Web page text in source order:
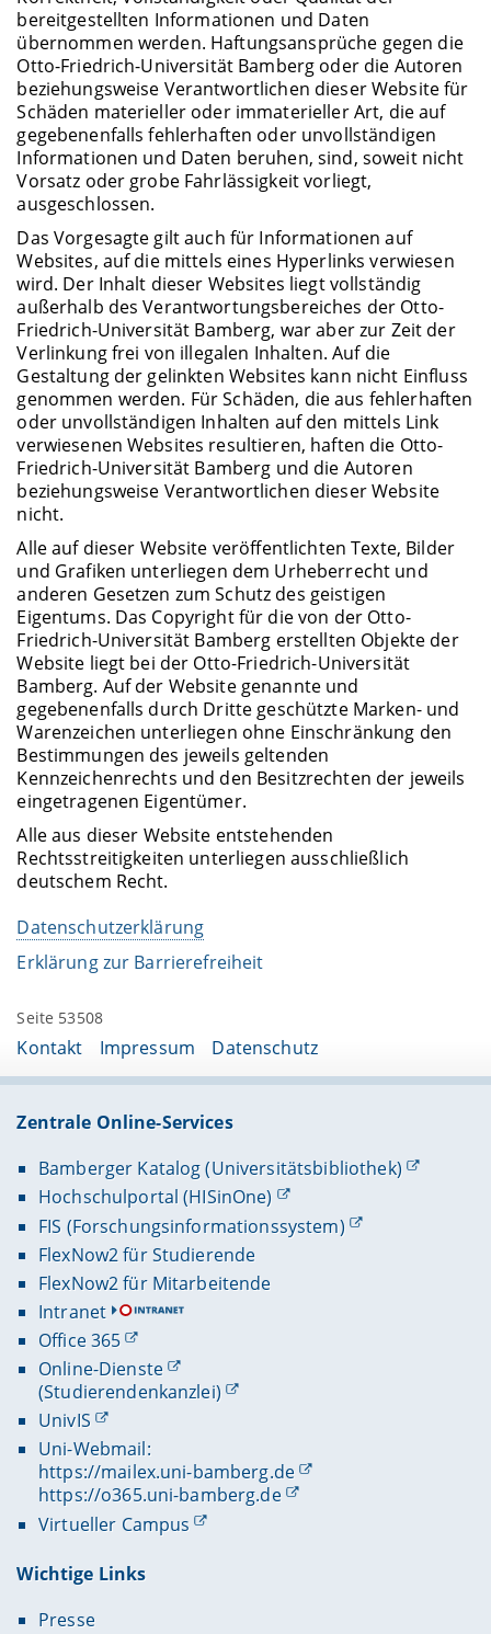
bereitgestellten Informationen und Daten
übernommen werden. Haftungsansprüche gegen die
Otto-Friedrich-Universität Bamberg oder die Autoren
beziehungsweise Verantwortlichen dieser Website für
Schäden materieller oder immaterieller Art, die auf
gegebenenfalls fehlerhaften oder unvollständigen
Informationen und Daten beruhen, sind, soweit nicht
Vorsatz oder grobe Fahrlässigkeit vorliegt,
ausgeschlossen.
Das Vorgesagte gilt auch für Informationen auf
Websites, auf die mittels eines Hyperlinks verwiesen
wird. Der Inhalt dieser Websites liegt vollständig
außerhalb des Verantwortungsbereiches der Otto-
Friedrich-Universität Bamberg, war aber zur Zeit der
Verlinkung frei von illegalen Inhalten. Auf die
Gestaltung der gelinkten Websites kann nicht Einfluss
genommen werden. Für Schäden, die aus fehlerhaften
oder unvollständigen Inhalten auf den mittels Link
verwiesenen Websites resultieren, haften die Otto-
Friedrich-Universität Bamberg und die Autoren
beziehungsweise Verantwortlichen dieser Website
nicht.
Alle auf dieser Website veröffentlichten Texte, Bilder
und Grafiken unterliegen dem Urheberrecht und
anderen Gesetzen zum Schutz des geistigen
Eigentums. Das Copyright für die von der Otto-
Friedrich-Universität Bamberg erstellten Objekte der
Website liegt bei der Otto-Friedrich-Universität
Bamberg. Auf der Website genannte und
gegebenenfalls durch Dritte geschützte Marken- und
Warenzeichen unterliegen ohne Einschränkung den
Bestimmungen des jeweils geltenden
Kennzeichenrechts und den Besitzrechten der jeweils
eingetragenen Eigentümer.
Alle aus dieser Website entstehenden
Rechtsstreitigkeiten unterliegen ausschließlich
deutschem Recht.
Datenschutzerklärung
Erklärung zur Barrierefreiheit
Seite 53508
Kontakt Impressum Datenschutz
Zentrale Online-Services
Bamberger Katalog (Universitätsbibliothek)
Hochschulportal (HISinOne)
FIS (Forschungsinformationssystem)
FlexNow2 für Studierende
FlexNow2 für Mitarbeitende
Intranet
Office 365
Online-Dienste
(Studierendenkanzlei)
UnivIS
Uni-Webmail:
https://mailex.uni-bamberg.de
https://o365.uni-bamberg.de
Virtueller Campus
Wichtige Links
Presse